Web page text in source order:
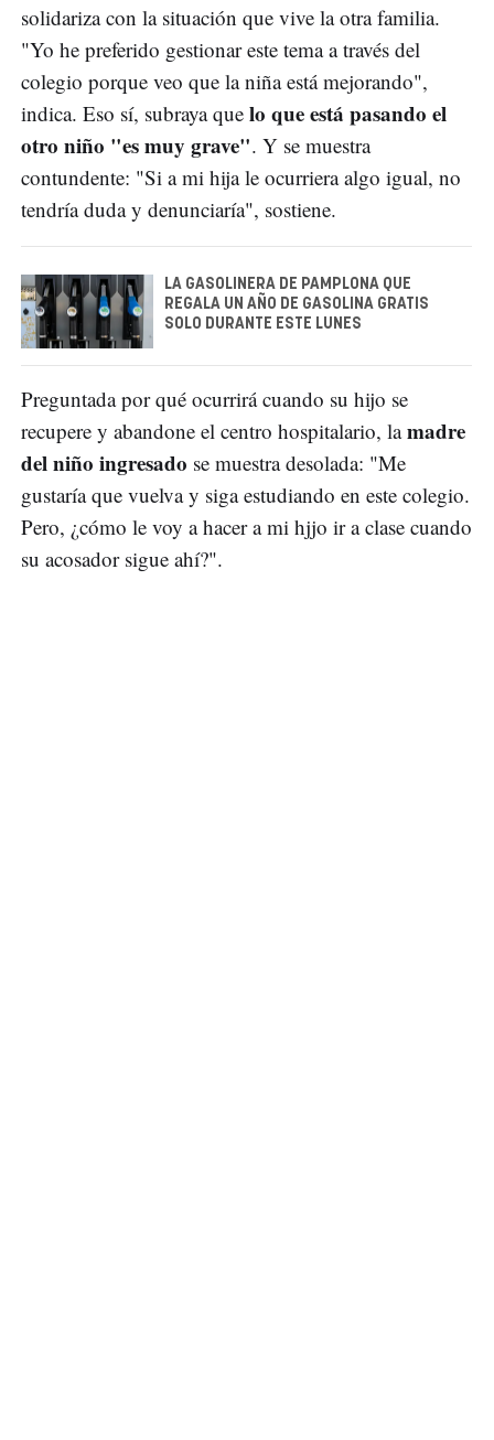
solidariza con la situación que vive la otra familia.
"Yo he preferido gestionar este tema a través del
colegio porque veo que la niña está mejorando",
indica. Eso sí, subraya que lo que está pasando el
otro niño "es muy grave". Y se muestra
contundente: "Si a mi hija le ocurriera algo igual, no
tendría duda y denunciaría", sostiene.
LA GASOLINERA DE PAMPLONA QUE
REGALA UN AÑO DE GASOLINA GRATIS
SOLO DURANTE ESTE LUNES
Preguntada por qué ocurrirá cuando su hijo se
recupere y abandone el centro hospitalario, lamadre
del niño ingresado se muestra desolada: "Me
gustaría que vuelva y siga estudiando en este colegio.
Pero, ¿cómo le voy a hacer a mi hjjo ir a clase cuando
su acosador sigue ahí?".